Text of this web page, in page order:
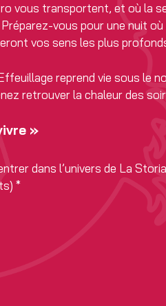
vous transportent, et où la
vous pour une nuit
vos sens les plus
reprend vie sous le
retrouver la chaleur des
»
dans l’univers de La
*